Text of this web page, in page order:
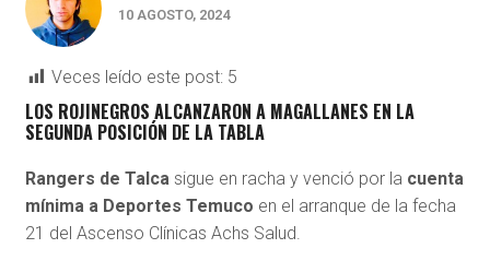
10 AGOSTO, 2024
Veces leído este post: 5
LOS ROJINEGROS ALCANZARON A MAGALLANES EN LA
SEGUNDA POSICIÓN DE LA TABLA
Rangers de Talcasigue en racha y venció por la cuenta
mínima a Deportes Temuco en el arranque de la fecha
21 del Ascenso Clínicas Achs Salud.